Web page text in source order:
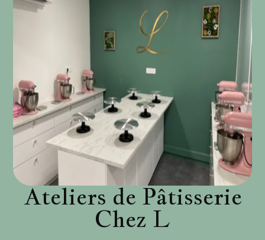
Ateliers de Pâtisserie
Chez L